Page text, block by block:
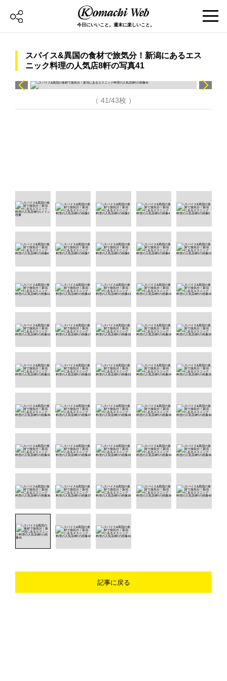
今日にいいこと。週末に楽しいこと。
スパイス&異国の食材で旅気分！新潟にあるエス
ニック料理の人気店8軒の写真41
（ 41/43枚 ）
記事に戻る